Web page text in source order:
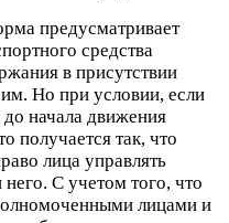
предусматривает
средства
в присутствии
Но при условии, если
начала движения
получается так, что
лица управлять
С учетом того, что
лицами и